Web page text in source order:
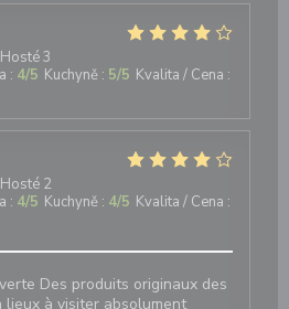
3
: 4/5 Kuchyně : 5/5 Kvalita / Cena :
2
: 4/5 Kuchyně : 4/5 Kvalita / Cena :
Des produits originaux des
à visiter absolument